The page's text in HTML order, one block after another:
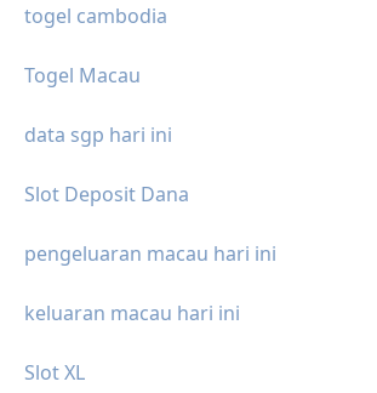
togel cambodia
Togel Macau
data sgp hari ini
Slot Deposit Dana
pengeluaran macau hari ini
keluaran macau hari ini
Slot XL